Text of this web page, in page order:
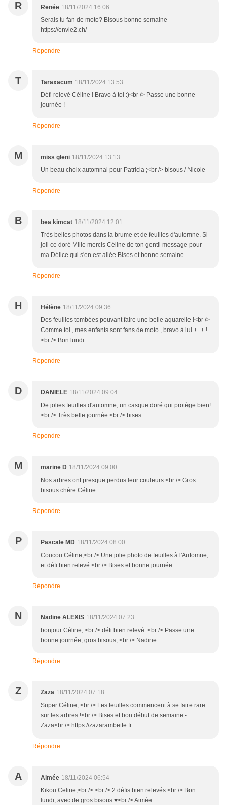
R Renée 18/11/2024 16:06
Serais tu fan de moto? Bisous bonne semaine
https://envie2.ch/
Répondre
T Taraxacum 18/11/2024 13:53
Défi relevé Céline ! Bravo à toi :)<br /> Passe une bonne
journée !
Répondre
M miss gleni 18/11/2024 13:13
Un beau choix automnal pour Patricia ;<br /> bisous / Nicole
Répondre
B bea kimcat 18/11/2024 12:01
Très belles photos dans la brume et de feuilles d'automne. Si
joli ce doré Mille mercis Céline de ton gentil message pour
ma Délice qui s'en est allée Bises et bonne semaine
Répondre
H Hélène 18/11/2024 09:36
Des feuilles tombées pouvant faire une belle aquarelle !<br />
Comme toi , mes enfants sont fans de moto , bravo à lui +++ !
<br /> Bon lundi .
Répondre
D DANIELE 18/11/2024 09:04
De jolies feuilles d'automne, un casque doré qui protège bien!
<br /> Très belle journée.<br /> bises
Répondre
M marine D 18/11/2024 09:00
Nos arbres ont presque perdus leur couleurs.<br /> Gros
bisous chère Céline
Répondre
P Pascale MD 18/11/2024 08:00
Coucou Céline,<br /> Une jolie photo de feuilles à l'Automne,
et défi bien relevé.<br /> Bises et bonne journée.
Répondre
N Nadine ALEXIS 18/11/2024 07:23
bonjour Céline, <br /> défi bien relevé. <br /> Passe une
bonne journée, gros bisous, <br /> Nadine
Répondre
Z Zaza 18/11/2024 07:18
Super Céline, <br /> Les feuilles commencent à se faire rare
sur les arbres !<br /> Bises et bon début de semaine -
Zaza<br /> https://zazarambette.fr
Répondre
A Aimée 18/11/2024 06:54
Kikou Celine;<br /> <br /> 2 défis bien relevés.<br /> Bon
lundi, avec de gros bisous ♥<br /> Aimée